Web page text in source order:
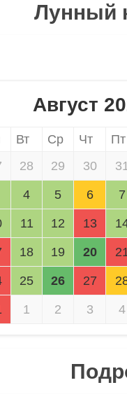
Лунный
Август
Вт Ср Чт Пт
28 29 30
4 5 6 7
11 12 13
18 19 20
25 26 27
1 2 3 4